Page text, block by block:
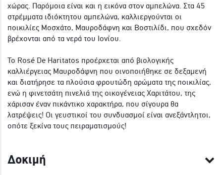
χώρας. Παρόμοια είναι και η εικόνα στον αμπελώνα. Στα 45
στρέμματα ιδιόκτητου αμπελώνα, καλλιεργούνται οι
ποικιλίες Μοσχάτο, Μαυροδάφνη και Βοστιλίδι, που σχεδόν
βρέχονται από τα νερά του Ιονίου.
Το Rosé De Haritatos προέρχεται από βιολογικής
καλλιέργειας Μαυροδάφνη που οινοποιήθηκε σε δεξαμενή
και διατήρησε τα πλούσια φρουτώδη αρώματα της ποικιλίας,
ενώ η φινετσάτη πινελιά της οικογένειας Χαριτάτου, της
χάρισαν έναν πικάντικο χαρακτήρα, που σίγουρα θα
λατρέψεις! Οι γευστικοί του συνδυασμοί είναι ανεξάντλητοι,
οπότε ξεκίνα τους πειραματισμούς!
Δοκιμή